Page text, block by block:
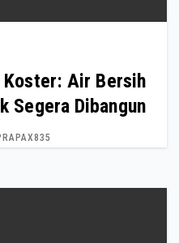
Air Bersih
Segera Dibangun